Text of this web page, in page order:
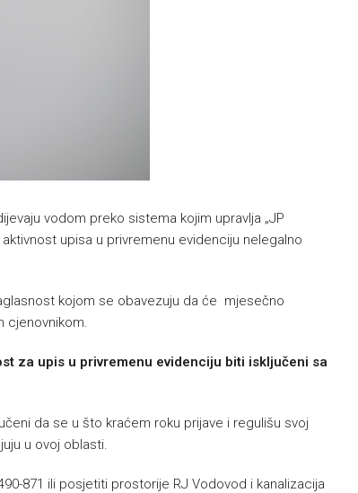
vodom preko sistema kojim upravlja „JP
upisa u privremenu evidenciju nelegalno
kojom se obavezuju da će mjesečno
cjenovnikom.
za upis u privremenu evidenciju biti isključeni sa
da se u što kraćem roku prijave i regulišu svoj
u ovoj oblasti.
871 ili posjetiti prostorije RJ Vodovod i kanalizacija